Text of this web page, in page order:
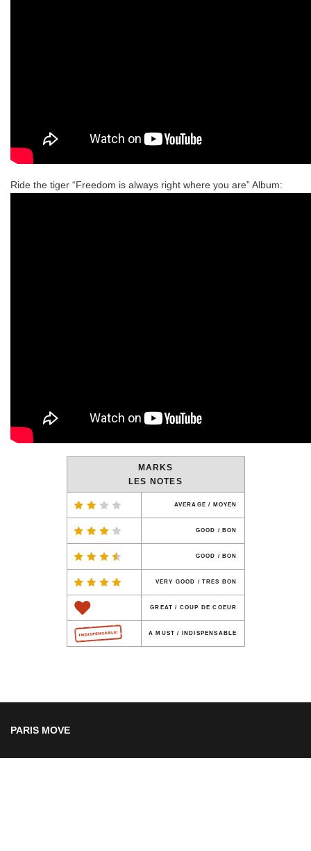
Ride the tiger “Freedom is always right where you are” Album:
MARKS
LES NOTES
AVERAGE / MOYEN
GOOD / BON
GOOD / BON
VERY GOOD / TRES BON
GREAT / COUP DE COEUR
A MUST / INDISPENSABLE
PARIS MOVE